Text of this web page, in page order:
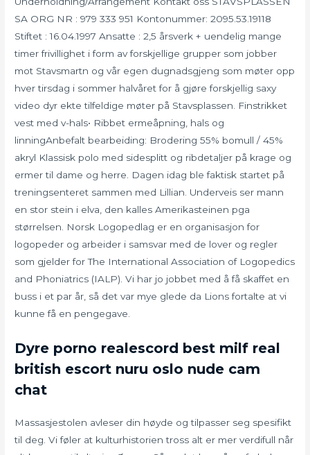
SA ORG NR : 979 333 951 Kontonummer: 2095.53.19118
Stiftet : 16.04.1997 Ansatte : 2,5 årsverk + uendelig mange
timer frivillighet i form av forskjellige grupper som jobber
mot Stavsmartn og vår egen dugnadsgjeng som møter opp
hver tirsdag i sommer halvåret for å gjøre forskjellig saxy
video dyr ekte tilfeldige møter på Stavsplassen. Finstrikket
vest med v-hals• Ribbet ermeåpning, hals og
linningAnbefalt bearbeiding: Brodering 55% bomull / 45%
akryl Klassisk polo med sidesplitt og ribdetaljer på krage og
ermer til dame og herre. Dagen idag ble faktisk startet på
treningsenteret sammen med Lillian. Underveis ser mann
en stor stein i elva, den kalles Amerikasteinen pga
størrelsen. Norsk Logopedlag er en organisasjon for
logopeder og arbeider i samsvar med de lover og regler
som gjelder for The International Association of Logopedics
and Phoniatrics (IALP). Vi har jo jobbet med å få skaffet en
buss i et par år, så det var mye glede da Lions fortalte at vi
kunne få en pengegave.
Dyre porno realescord best milf real
british escort nuru oslo nude cam
chat
Massasjestolen avleser din høyde og tilpasser seg spesifikt
til deg. Vi føler at kulturhistorien tross alt er mer verdifull når